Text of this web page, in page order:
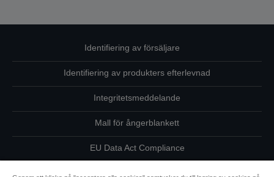
Identifiering av försäljare
Identifiering av produkters efterlevnad
Integritetsmeddelande
Mall för ångerblankett
EU Data Act Compliance
Kontakta oss angående dina uppgifter